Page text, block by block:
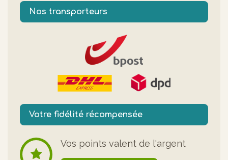
Nos transporteurs
Votre fidélité récompensée
Vos points valent de l'argent